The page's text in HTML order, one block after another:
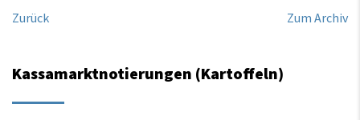
Zurück Zum Archiv
Kassamarktnotierungen (Kartoffeln)